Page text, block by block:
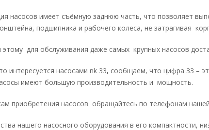
насосов имеет съёмную заднюю часть, что позволяет
подшипника и рабочего колеса, не затрагивая
этому для обслуживания даже самых крупных насосов
интересуется насосами nk 33, сообщаем, что цифра 33 –
имеют большую производительность и мощность.
приобретения насосов обращайтесь по телефонам
нашего насосного оборудования в его компактности,